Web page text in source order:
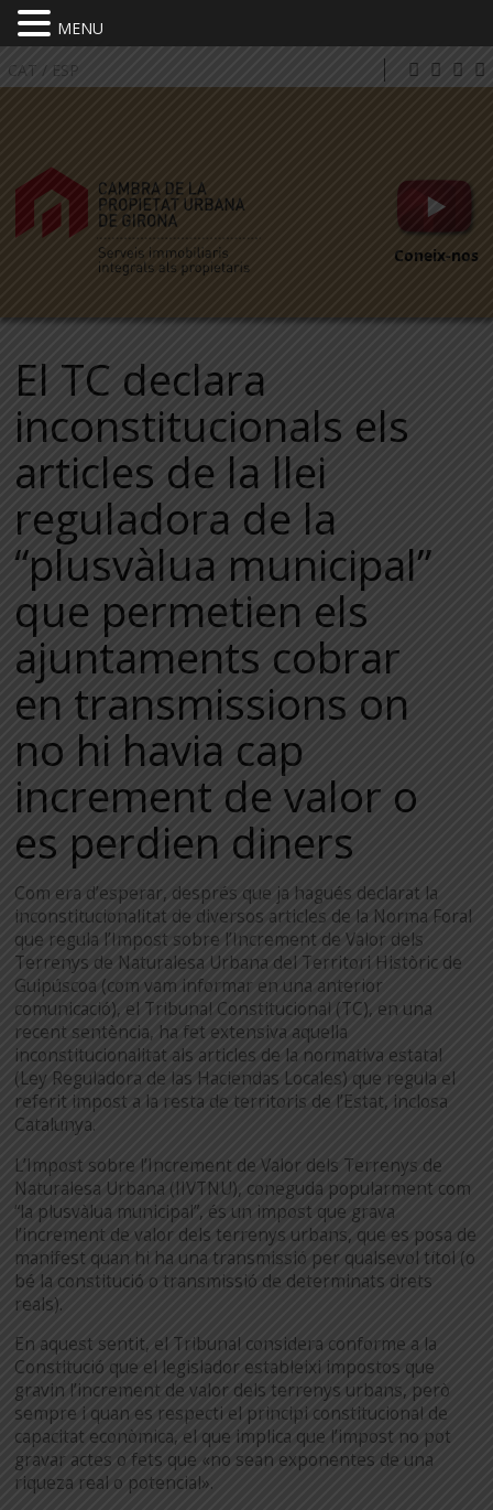
CAT / ESP
Coneix-nos
El TC declara
inconstitucionals els
articles de la llei
reguladora de la
“plusvàlua municipal”
que permetien els
ajuntaments cobrar
en transmissions on
no hi havia cap
increment de valor o
es perdien diners
Com era d’esperar, després que ja hagués declarat la
inconstitucionalitat de diversos articles de la Norma Foral
que regula l’Impost sobre l’Increment de Valor dels
Terrenys de Naturalesa Urbana del Territori Històric de
Guipúscoa (com vam informar en una anterior
comunicació), el Tribunal Constitucional (TC), en una
recent sentència, ha fet extensiva aquella
inconstitucionalitat als articles de la normativa estatal
(Ley Reguladora de las Haciendas Locales) que regula el
referit impost a la resta de territoris de l’Estat, inclosa
Catalunya.
L’Impost sobre l’Increment de Valor dels Terrenys de
Naturalesa Urbana (IIVTNU), coneguda popularment com
“la plusvàlua municipal”, és un impost que grava
l’increment de valor dels terrenys urbans, que es posa de
manifest quan hi ha una transmissió per qualsevol títol (o
bé la constitució o transmissió de determinats drets
reals).
En aquest sentit, el Tribunal considera conforme a la
Constitució que el legislador estableixi impostos que
gravin l’increment de valor dels terrenys urbans, però
sempre i quan es respecti el principi constitucional de
capacitat econòmica, el que implica que l’impost no pot
gravar actes o fets que «no sean exponentes de una
riqueza real o potencial».
MENU